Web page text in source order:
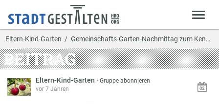
Eltern-Kind-Garten Gemeinschafts-Garten-Nachmittag zum Kennen Lernen
BEITRAG
Eltern-Kind-Garten ·Gruppe abonnieren
vor 7 Jahren